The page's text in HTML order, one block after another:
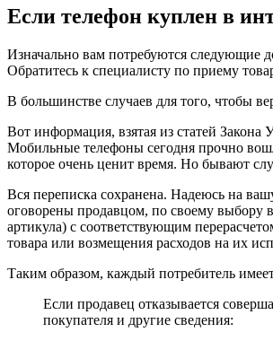
Если телефон куплен в
Изначально вам потребуются следующие
Обратитесь к специалисту по приему
В большинстве случаев для того, чтобы
Вот информация, взятая из статей
Мобильные телефоны сегодня прочно
которое очень ценит время. Но бывают
Вся переписка сохранена. Надеюсь на
оговорены продавцом, по своему выбору
артикула) с соответствующим
товара или возмещения расходов на их
Таким образом, каждый потребитель
Если продавец отказывается
покупателя и другие сведения: